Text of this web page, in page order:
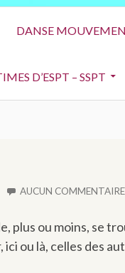
DANSE
D’ESPT – SSPT
AUCUN COMMENTAIRE
plus ou moins, se
ou là, celles des